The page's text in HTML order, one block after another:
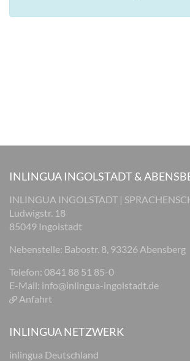
INLINGUA INGOLSTADT &
INLINGUA INGOLSTADT |
Ludwigstr. 18
85049 Ingolstadt
Nebenstelle: Babostr. 8, 93326 Abensberg
Telefon: 0841 88 51 85-0
E-Mail: info@inlingua-ingolstadt.de
Anfahrt
INLINGUA NETZWERK
inlingua Deutschland